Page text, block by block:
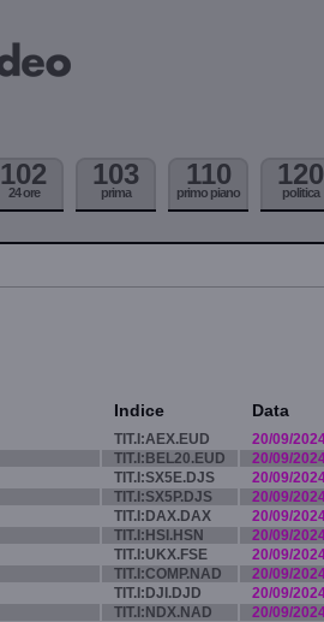
102
24 ore
103
prima
110
primo piano
120
politica
Indice Data
TIT.I:AEX.EUD
20/09/
TIT.I:BEL20.EUD
20/09/
TIT.I:SX5E.DJS
20/09/
TIT.I:SX5P.DJS
20/09/
TIT.I:DAX.DAX
20/09/
TIT.I:HSI.HSN
20/09/
TIT.I:UKX.FSE
20/09/
TIT.I:COMP.NAD
20/09/
TIT.I:DJI.DJD
20/09/
TIT.I:NDX.NAD
20/09/